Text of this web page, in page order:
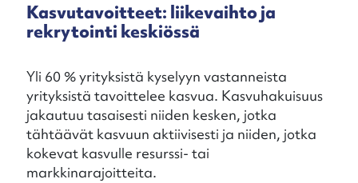
Kasvutavoitteet: liikevaihto ja
rekrytointi keskiössä
Yli 60 % yrityksistä kyselyyn vastanneista
yrityksistä tavoittelee kasvua. Kasvuhakuisuus
jakautuu tasaisesti niiden kesken, jotka
tähtäävät kasvuun aktiivisesti ja niiden, jotka
kokevat kasvulle resurssi- tai
markkinarajoitteita.